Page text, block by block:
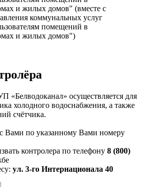
и жилых домов" (вместе с
коммунальных услуг
помещений в
и жилых домов")
«Белводоканал» осуществляется для
холодного водоснабжения, а также
счётчика.
Вами по указанному Вами номеру
контролера по телефону 8 (800)
ул. 3-го Интернационала 40